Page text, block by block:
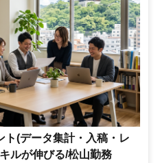
(データ集計・入稿・レ
ルが伸びる/松山勤務